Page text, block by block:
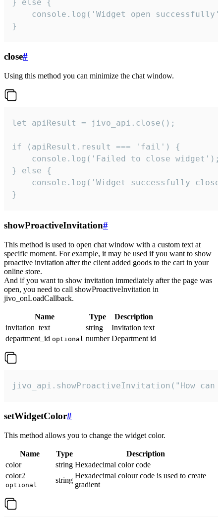
} else {
console.log('Widget open
}
close#
Using this method you can minimize the chat window.
let apiResult = jivo_api.close();
if (apiResult.result === 'fail') {
    console.log('Failed to close widget');
} else {
console.log('Widget successfully
}
showProactiveInvitation#
This method is used to open chat window with a custom text at
specific moment. For example, it may be used if you want to show
proactive invitation after the client added goods to the cart in your
online store.
And if you want to show invitation immediately after the page was
open, you need to call showProactiveInvitation in
jivo_onLoadCallback.
Name Type
Description
invitation_text
string
Invitation text
department_id optional number Department id
jivo_api.showProactiveInvitation("How
setWidgetColor#
This method allows you to change the widget color.
Name Type
Description
color
string Hexadecimal color code
color2
optional
string
Hexadecimal colour code is used to create
gradient